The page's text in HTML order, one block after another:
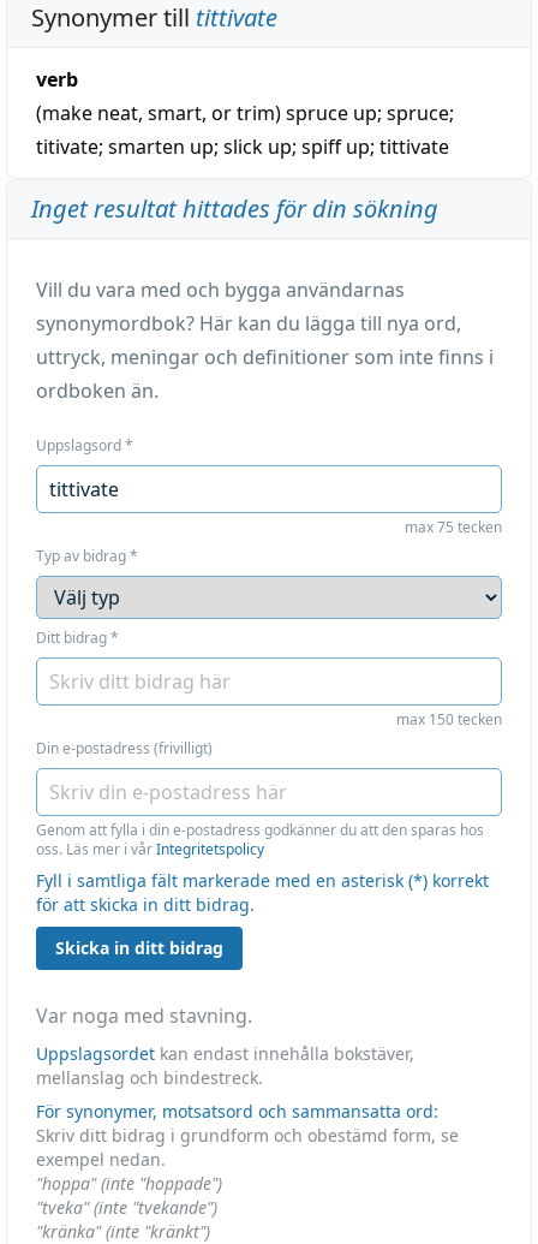
Synonymer till tittivate
verb
(make neat, smart, or trim)spruce up; spruce;
titivate; smarten up; slick up; spiff up; tittivate
Inget resultat hittades för din sökning
Vill du vara med och bygga användarnas
synonymordbok? Här kan du lägga till nya ord,
uttryck, meningar och definitioner som inte finns i
ordboken än.
Uppslagsord*
max 75 tecken
Typ av bidrag*
Ditt bidrag*
max 150 tecken
Din e-postadress (frivilligt)
Genom att fylla i din e-postadress godkänner du att den sparas hos
oss. Läs mer i vårIntegritetspolicy
Fyll i samtliga fält markerade med en asterisk (*) korrekt
för att skicka in ditt bidrag.
Skicka in ditt bidrag
Var noga med stavning.
Uppslagsordet kan endast innehålla bokstäver,
mellanslag och bindestreck.
För synonymer, motsatsord och sammansatta ord:
Skriv ditt bidrag i grundform och obestämd form, se
exempel nedan.
"hoppa" (inte "hoppade")
"tveka" (inte "tvekande")
"kränka" (inte "kränkt")